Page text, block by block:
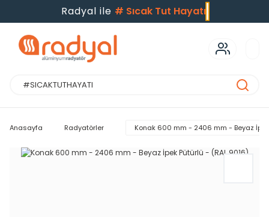
Radyal ile # Sıcak Tut Hayatı
Anasayfa Radyatörler Konak 600 mm - 2406 mm - Beyaz